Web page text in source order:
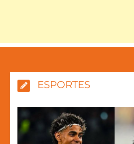
ESPORTES